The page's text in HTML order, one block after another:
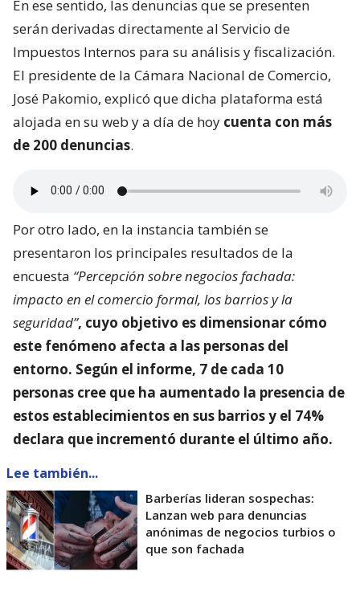
En ese sentido, las denuncias que se presenten
serán derivadas directamente al Servicio de
Impuestos Internos para su análisis y fiscalización.
El presidente de la Cámara Nacional de Comercio,
José Pakomio, explicó que dicha plataforma está
alojada en su web y a día de hoy cuenta con más
de 200 denuncias.
Por otro lado, en la instancia también se
presentaron los principales resultados de la
encuesta “Percepción sobre negocios fachada:
impacto en el comercio formal, los barrios y la
seguridad”, cuyo objetivo es dimensionar cómo
este fenómeno afecta a las personas del
entorno. Según el informe, 7 de cada 10
personas cree que ha aumentado la presencia de
estos establecimientos en sus barrios y el 74%
declara que incrementó durante el último año.
Lee también...
Barberías lideran sospechas:
Lanzan web para denuncias
anónimas de negocios turbios o
que son fachada